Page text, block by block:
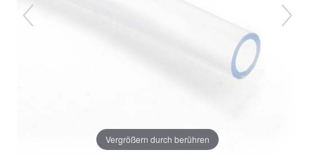
Vergrößern durch berühren